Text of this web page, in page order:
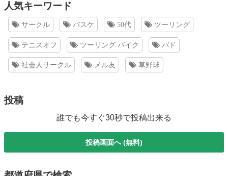
人気キーワード
サークル バスケ 50代 ツーリング
テニスオフ ツーリング バイク バド
社会人サークル メル友 草野球
投稿
誰でも今すぐ30秒で投稿出来る
投稿画面へ (無料)